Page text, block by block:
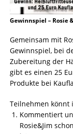
Gewinnspiel – Rosie
Gemeinsam mit
Gewinnspiel, bei
Zubereitung der
gibt es einen 25
Produkte bei
Teilnehmen könnt
Kommentiert
Rosie&Jim